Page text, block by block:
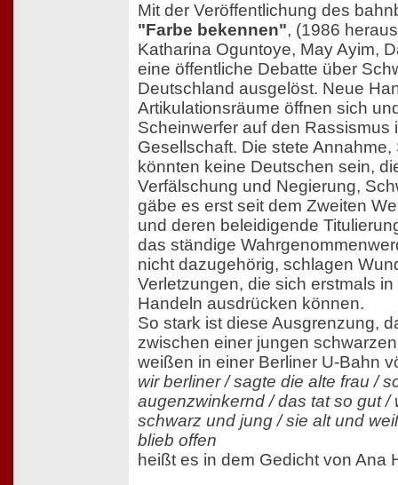
Mit der Veröffentlichung des
"Farbe bekennen", (1986
Katharina Oguntoye, May Ayim,
eine öffentliche Debatte über
Deutschland ausgelöst. Neue
Artikulationsräume öffnen sich
Scheinwerfer auf den Rassismus
Gesellschaft. Die stete
könnten keine Deutschen sein,
Verfälschung und Negierung,
gäbe es erst seit dem Zweiten
und deren beleidigende
das ständige
nicht dazugehörig, schlagen
Verletzungen, die sich erstmals
Handeln ausdrücken können.
So stark ist diese Ausgrenzung,
zwischen einer jungen
weißen in einer Berliner U-Bahn
wir berliner / sagte die alte frau /
augenzwinkernd / das tat so gut /
schwarz und jung / sie alt und
blieb offen
heißt es in dem Gedicht von Ana